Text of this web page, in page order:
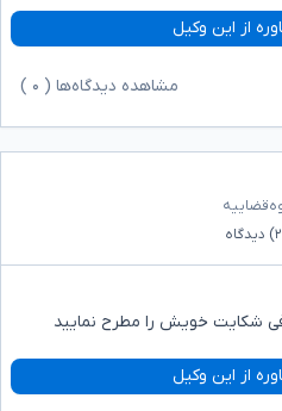
از این وکیل
مشاهده دیدگاه‌ها ( ۰
دیدگاه
شکایت خویش را مطرح نمایید
از این وکیل